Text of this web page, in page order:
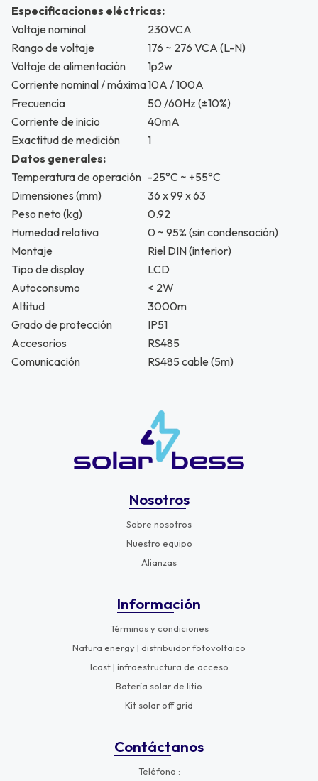
Especificaciones eléctricas:
Voltaje nominal
230VCA
Rango de voltaje
176 ~ 276 VCA (L-N)
Voltaje de alimentación
1p2w
Corriente nominal / máxima10A / 100A
Frecuencia
50 /60Hz (±10%)
Corriente de inicio
40mA
Exactitud de medición
1
Datos generales:
Temperatura de operación -25°C ~ +55°C
Dimensiones (mm)
36 x 99 x 63
Peso neto (kg)
0.92
Humedad relativa
0 ~ 95% (sin condensación)
Montaje
Riel DIN (interior)
Tipo de display
LCD
Autoconsumo
< 2W
Altitud
3000m
Grado de protección
IP51
Accesorios
RS485
Comunicación
RS485 cable (5m)
Nosotros
Sobre nosotros
Nuestro equipo
Alianzas
Información
Términos y condiciones
Natura energy | distribuidor fotovoltaico
Icast | infraestructura de acceso
Batería solar de litio
Kit solar off grid
Contáctanos
Teléfono